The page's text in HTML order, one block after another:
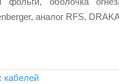
аналог RFS,
кабелей